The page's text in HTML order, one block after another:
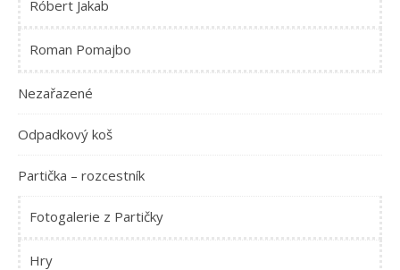
Róbert Jakab
Roman Pomajbo
Nezařazené
Odpadkový koš
Partička – rozcestník
Fotogalerie z Partičky
Hry